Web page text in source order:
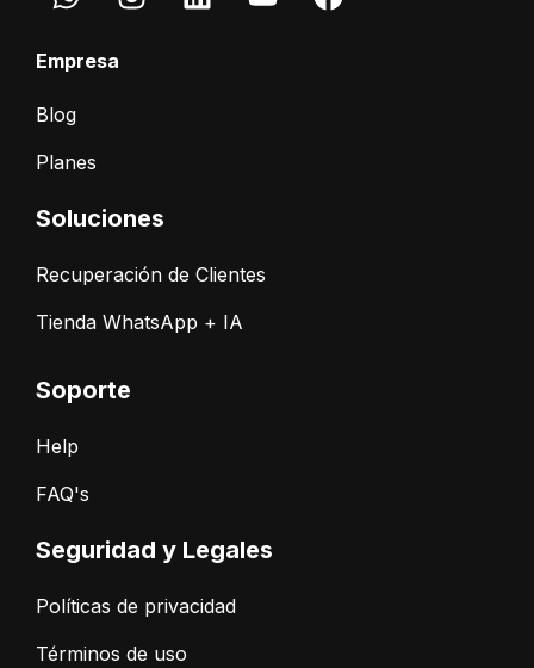
Empresa
Blog
Planes
Soluciones
Recuperación de Clientes
Tienda WhatsApp + IA
Soporte
Help
FAQ's
Seguridad y Legales
Políticas de privacidad
Términos de uso